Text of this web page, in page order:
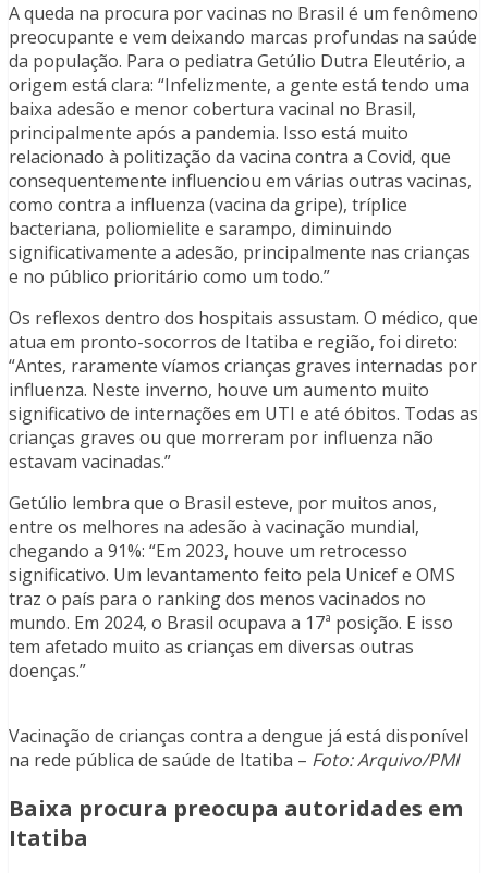
A queda na procura por vacinas no Brasil é um fenômeno
preocupante e vem deixando marcas profundas na saúde
da população. Para o pediatra Getúlio Dutra Eleutério, a
origem está clara: “Infelizmente, a gente está tendo uma
baixa adesão e menor cobertura vacinal no Brasil,
principalmente após a pandemia. Isso está muito
relacionado à politização da vacina contra a Covid, que
consequentemente influenciou em várias outras vacinas,
como contra a influenza (vacina da gripe), tríplice
bacteriana, poliomielite e sarampo, diminuindo
significativamente a adesão, principalmente nas crianças
e no público prioritário como um todo.”
Os reflexos dentro dos hospitais assustam. O médico, que
atua em pronto-socorros de Itatiba e região, foi direto:
“Antes, raramente víamos crianças graves internadas por
influenza. Neste inverno, houve um aumento muito
significativo de internações em UTI e até óbitos. Todas as
crianças graves ou que morreram por influenza não
estavam vacinadas.”
Getúlio lembra que o Brasil esteve, por muitos anos,
entre os melhores na adesão à vacinação mundial,
chegando a 91%: “Em 2023, houve um retrocesso
significativo. Um levantamento feito pela Unicef e OMS
traz o país para o ranking dos menos vacinados no
mundo. Em 2024, o Brasil ocupava a 17ª posição. E isso
tem afetado muito as crianças em diversas outras
doenças.”
Vacinação de crianças contra a dengue já está disponível
na rede pública de saúde de Itatiba – Foto: Arquivo/PMI
Baixa procura preocupa autoridades em
Itatiba